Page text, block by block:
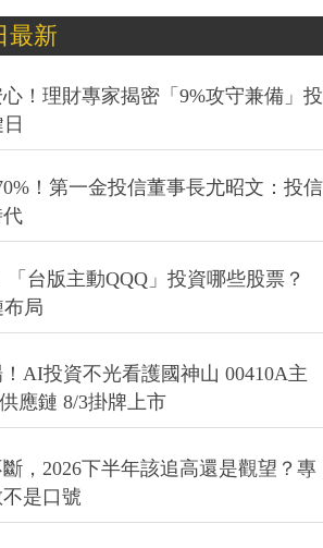
最新
！理財專家揭密「9%攻守兼備」投
！第一金投信董事長尤昭文：投信
「台版主動QQQ」投資哪些股票？
局
AI投資不光看護國神山 00410A主
應鏈 8/3掛牌上市
，2026下半年該追高還是觀望？專
是口號